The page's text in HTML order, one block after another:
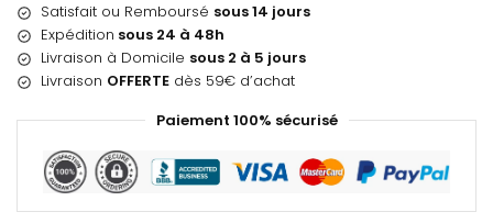
Satisfait ou Remboursé sous 14 jours
Expédition sous 24 à 48h
Livraison à Domicile sous 2 à 5 jours
Livraison OFFERTE dès 59€ d’achat
Paiement 100% sécurisé